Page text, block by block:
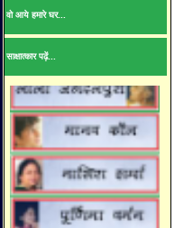
वो आये हमारे घर...
साक्षात्कार पढ़ें...